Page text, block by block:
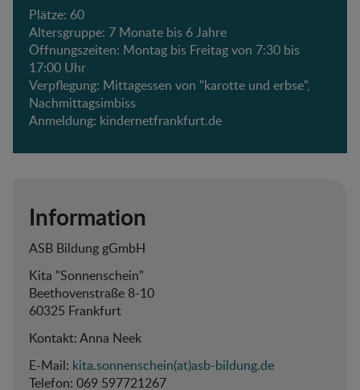
Plätze: 60
Altersgruppe: 7 Monate bis 6 Jahre
Öffnungszeiten: Montag bis Freitag von 7:30 bis
17:00 Uhr
Verpflegung: Mittagessen von "karotte und erbse",
Nachmittagsimbiss
Anmeldung: kindernetfrankfurt.de
Information
ASB Bildung gGmbH
Kita "Sonnenschein"
Beethovenstraße 8-10
60325 Frankfurt
Kontakt: Anna Neek
E-Mail: kita.sonnenschein(at)asb-bildung.de
Telefon: 069 597721267